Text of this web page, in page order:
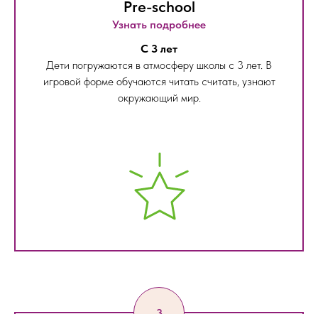
Pre-school
Узнать подробнее
С 3 лет
Дети погружаются в атмосферу школы с 3 лет. В
игровой форме обучаются читать считать, узнают
окружающий мир.